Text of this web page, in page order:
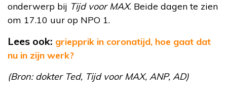
onderwerp bij Tijd voor MAX. Beide dagen te zien
om 17.10 uur op NPO 1.
Lees ook: griepprik in coronatijd, hoe gaat dat
nu in zijn werk?
(Bron: dokter Ted, Tijd voor MAX, ANP, AD)